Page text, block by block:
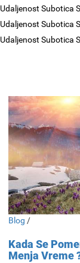
Udaljenost Subotica
Udaljenost Subotica
Udaljenost Subotica
Blog /
Kada Se
Menja Vreme